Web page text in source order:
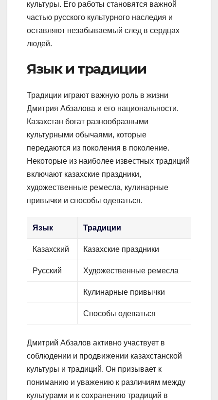
культуры. Его работы становятся важной
частью русского культурного наследия и
оставляют незабываемый след в сердцах
людей.
Язык и традиции
Традиции играют важную роль в жизни
Дмитрия Абзалова и его национальности.
Казахстан богат разнообразными
культурными обычаями, которые
передаются из поколения в поколение.
Некоторые из наиболее известных традиций
включают казахские праздники,
художественные ремесла, кулинарные
привычки и способы одеваться.
Язык Традиции
Казахский Казахские праздники
Русский Художественные ремесла
Кулинарные привычки
Способы одеваться
Дмитрий Абзалов активно участвует в
соблюдении и продвижении казахстанской
культуры и традиций. Он призывает к
пониманию и уважению к различиям между
культурами и к сохранению традиций в